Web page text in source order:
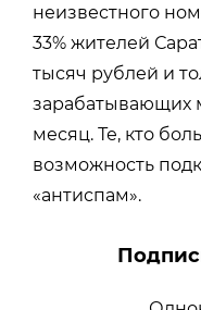
неизвестного
33% жителей
тысяч рублей и
зарабатывающих
месяц. Те, кто
возможность
«антиспам».